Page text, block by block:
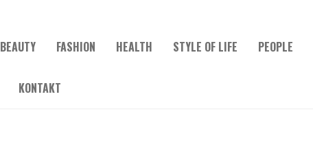
BEAUTY FASHION HEALTH STYLE OF LIFE PEOPLE
KONTAKT